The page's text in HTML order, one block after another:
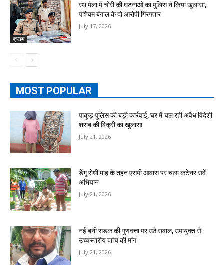
क्राइम
रथ मेला में चोरी की घटनाओं का पुलिस ने किया खुलासा,
पश्चिम बंगाल के दो आरोपी गिरफ्तार
July 17, 2026
MOST POPULAR
पाकुड़ पुलिस की बड़ी कार्रवाई, घर में चल रही अवैध विदेशी
शराब की बिक्री का खुलासा
July 21, 2026
डेंगू रोधी माह के तहत एसपी आवास पर चला कंटेनर सर्वे
अभियान
July 21, 2026
नई बनी सड़क की गुणवत्ता पर उठे सवाल, उपायुक्त से
उच्चस्तरीय जांच की मांग
July 21, 2026